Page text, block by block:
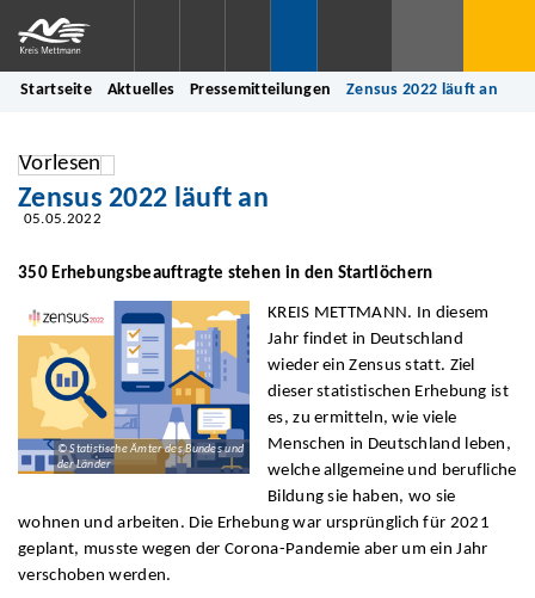
Startseite Aktuelles Pressemitteilungen Zensus 2022 läuft an
Vorlesen
Zensus 2022 läuft an
05.05.2022
350 Erhebungsbeauftragte stehen in den Startlöchern
© Statistische Ämter des Bundes und
der Länder
KREIS METTMANN. In diesem
Jahr findet in Deutschland
wieder ein Zensus statt. Ziel
dieser statistischen Erhebung ist
es, zu ermitteln, wie viele
Menschen in Deutschland leben,
welche allgemeine und berufliche
Bildung sie haben, wo sie
wohnen und arbeiten. Die Erhebung war ursprünglich für 2021
geplant, musste wegen der Corona-Pandemie aber um ein Jahr
verschoben werden.